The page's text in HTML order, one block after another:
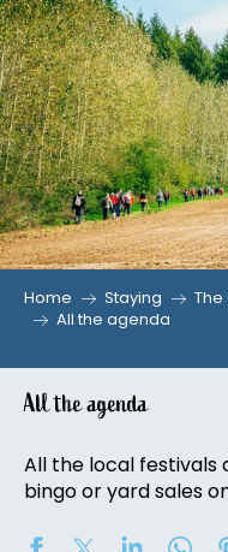
Aller
au
contenu
principal
Home Staying
All the agenda
All the agenda
All the local festivals
bingo or yard sales